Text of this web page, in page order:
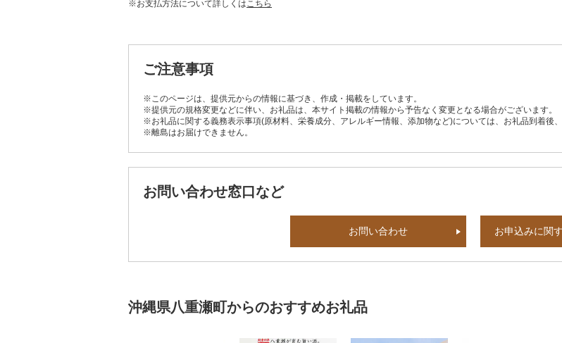
※お支払方法について詳しくはこちら
ご注意事項
※このページは、提供元からの情報に基づき、作成・掲載をしています。
※提供元の規格変更などに伴い、お礼品は、本サイト掲載の情報から予告なく変更となる場合がございます。
※お礼品に関する義務表示事項(原材料、栄養成分、アレルギー情報、添加物など)については、お礼品到着後
※離島はお届けできません。
お問い合わせ窓口など
お問い合わせ お申込みに関
沖縄県八重瀬町からのおすすめお礼品